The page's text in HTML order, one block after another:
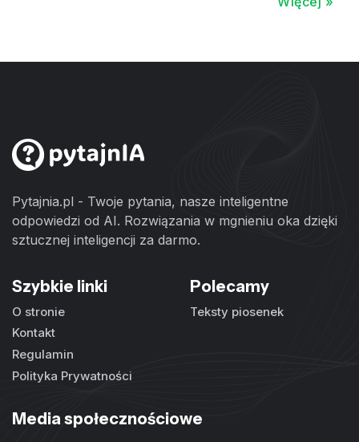
Pytajnia.pl - Twoje pytania, nasze inteligentne
odpowiedzi od AI. Rozwiązania w mgnieniu oka dzięki
sztucznej inteligencji za darmo.
Szybkie linki
O stronie
Kontakt
Regulamin
Polityka Prywatności
Polecamy
Teksty piosenek
Media społecznościowe